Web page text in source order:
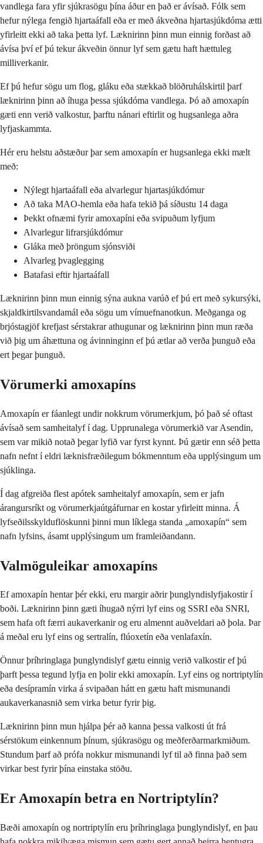
vandlega fara yfir sjúkrasögu þína áður en það er ávísað. Fólk sem
hefur nýlega fengið hjartaáfall eða er með ákveðna hjartasjúkdóma ætti
yfirleitt ekki að taka þetta lyf. Læknirinn þinn mun einnig forðast að
ávísa því ef þú tekur ákveðin önnur lyf sem gætu haft hættuleg
milliverkanir.
Ef þú hefur sögu um flog, gláku eða stækkað blöðruhálskirtil þarf
læknirinn þinn að íhuga þessa sjúkdóma vandlega. Þó að amoxapín
gæti enn verið valkostur, þarftu nánari eftirlit og hugsanlega aðra
lyfjaskammta.
Hér eru helstu aðstæður þar sem amoxapín er hugsanlega ekki mælt
með:
Nýlegt hjartaáfall eða alvarlegur hjartasjúkdómur
Að taka MAO-hemla eða hafa tekið þá síðustu 14 daga
Þekkt ofnæmi fyrir amoxapíni eða svipuðum lyfjum
Alvarlegur lifrarsjúkdómur
Gláka með þröngum sjónsviði
Alvarleg þvaglegging
Batafasi eftir hjartaáfall
Læknirinn þinn mun einnig sýna aukna varúð ef þú ert með sykursýki,
skjaldkirtilsvandamál eða sögu um vímuefnanotkun. Meðganga og
brjóstagjöf krefjast sérstakrar athugunar og læknirinn þinn mun ræða
við þig um áhættuna og ávinninginn ef þú ætlar að verða þunguð eða
ert þegar þunguð.
Vörumerki amoxapíns
Amoxapín er fáanlegt undir nokkrum vörumerkjum, þó það sé oftast
ávísað sem samheitalyf í dag. Upprunalega vörumerkið var Asendin,
sem var mikið notað þegar lyfið var fyrst kynnt. Þú gætir enn séð þetta
nafn nefnt í eldri læknisfræðilegum bókmenntum eða upplýsingum um
sjúklinga.
Í dag afgreiða flest apótek samheitalyf amoxapín, sem er jafn
árangursríkt og vörumerkjaútgáfurnar en kostar yfirleitt minna. Á
lyfseðilsskylduflöskunni þinni mun líklega standa „amoxapín“ sem
nafn lyfsins, ásamt upplýsingum um framleiðandann.
Valmöguleikar amoxapíns
Ef amoxapín hentar þér ekki, eru margir aðrir þunglyndislyfjakostir í
boði. Læknirinn þinn gæti íhugað nýrri lyf eins og SSRI eða SNRI,
sem hafa oft færri aukaverkanir og eru almennt auðveldari að þola. Þar
á meðal eru lyf eins og sertralín, flúoxetín eða venlafaxín.
Önnur þríhringlaga þunglyndislyf gætu einnig verið valkostir ef þú
þarft þessa tegund lyfja en þolir ekki amoxapín. Lyf eins og nortriptylín
eða desípramín virka á svipaðan hátt en gætu haft mismunandi
aukaverkanasnið sem virka betur fyrir þig.
Læknirinn þinn mun hjálpa þér að kanna þessa valkosti út frá
sérstökum einkennum þínum, sjúkrasögu og meðferðarmarkmiðum.
Stundum þarf að prófa nokkur mismunandi lyf til að finna það sem
virkar best fyrir þína einstaka stöðu.
Er Amoxapín betra en Nortriptylín?
Bæði amoxapín og nortriptylín eru þríhringlaga þunglyndislyf, en þau